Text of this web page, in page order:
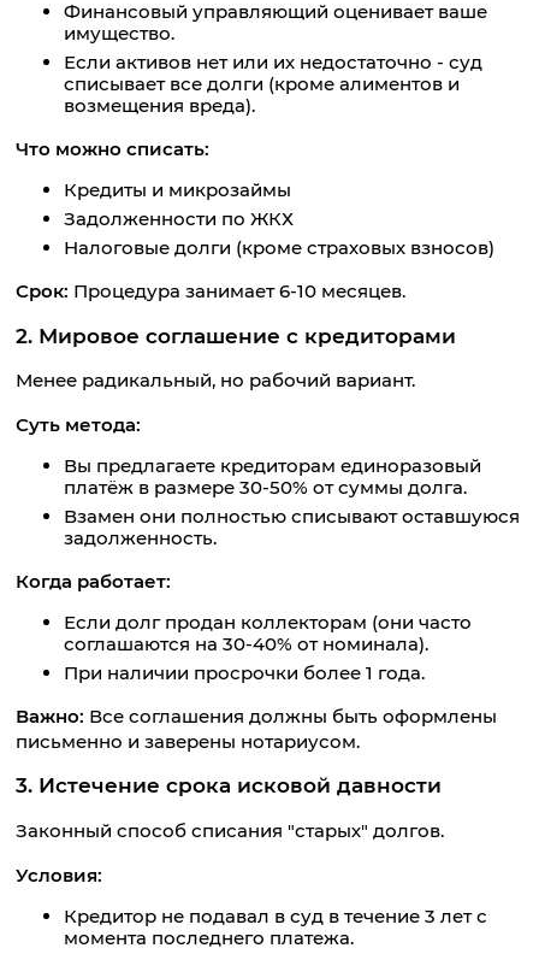
Финансовый управляющий оценивает ваше
имущество.
Если активов нет или их недостаточно - суд
списывает все долги (кроме алиментов и
возмещения вреда).
Что можно списать:
Кредиты и микрозаймы
Задолженности по ЖКХ
Налоговые долги (кроме страховых взносов)
Срок: Процедура занимает 6-10 месяцев.
2. Мировое соглашение с кредиторами
Менее радикальный, но рабочий вариант.
Суть метода:
Вы предлагаете кредиторам единоразовый
платёж в размере 30-50% от суммы долга.
Взамен они полностью списывают оставшуюся
задолженность.
Когда работает:
Если долг продан коллекторам (они часто
соглашаются на 30-40% от номинала).
При наличии просрочки более 1 года.
Важно: Все соглашения должны быть оформлены
письменно и заверены нотариусом.
3. Истечение срока исковой давности
Законный способ списания "старых" долгов.
Условия:
Кредитор не подавал в суд в течение 3 лет с
момента последнего платежа.